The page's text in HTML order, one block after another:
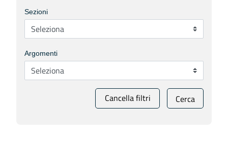
Sezioni
Argomenti
Cancella filtri Cerca